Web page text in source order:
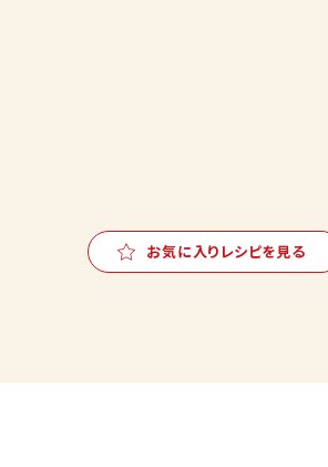
お気に入りレシピを見る